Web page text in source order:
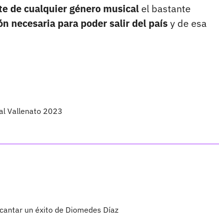
de cualquier género musical el bastante
necesaria para poder salir del paísy de esa
Vallenato 2023
un éxito de Diomedes Díaz